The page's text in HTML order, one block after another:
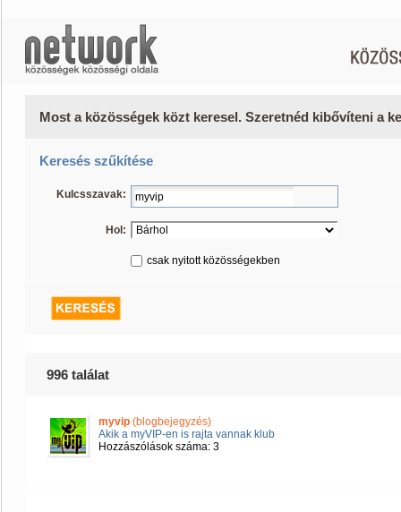
Most a közösségek közt keresel. Szeretnéd kibővíteni a
Keresés szűkítése
Kulcsszavak:
Hol:
csak nyitott közösségekben
996 találat
myvip (blogbejegyzés)
Akik a myVIP-en is rajta vannak klub
Hozzászólások száma: 3